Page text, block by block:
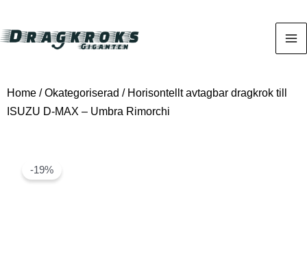
Home /Okategoriserad / Horisontellt avtagbar dragkrok till
ISUZU D-MAX – Umbra Rimorchi
-19%